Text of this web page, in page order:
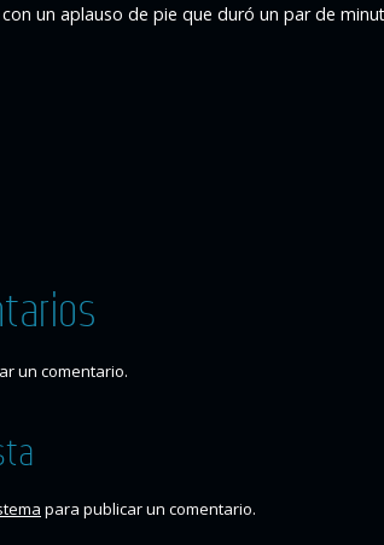
un aplauso de pie que duró un par de
un comentario.
para publicar un comentario.